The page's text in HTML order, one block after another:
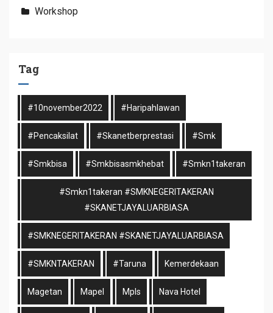
Workshop
Tag
#10november2022 #haripahlawan
#pencaksilat #skanetberprestasi #smk
#smkbisa #smkbisasmkhebat #smkn1takeran
#smkn1takeran #SMKNEGERITAKERAN
#SKANETJAYALUARBIASA
#SMKNEGERITAKERAN #SKANETJAYALUARBIASA
#SMKNTAKERAN #taruna Kemerdekaan
Magetan Mapel Mpls Nava Hotel